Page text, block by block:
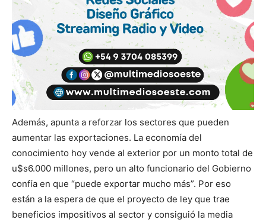
Además, apunta a reforzar los sectores que pueden
aumentar las exportaciones. La economía del
conocimiento hoy vende al exterior por un monto total de
u$s6.000 millones, pero un alto funcionario del Gobierno
confía en que “puede exportar mucho más”. Por eso
están a la espera de que el proyecto de ley que trae
beneficios impositivos al sector y consiguió la media